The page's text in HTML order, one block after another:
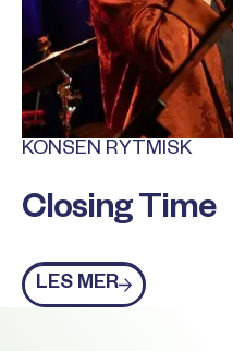
KONSEN RYTMISK
Closing Time
Les mer
LES MER